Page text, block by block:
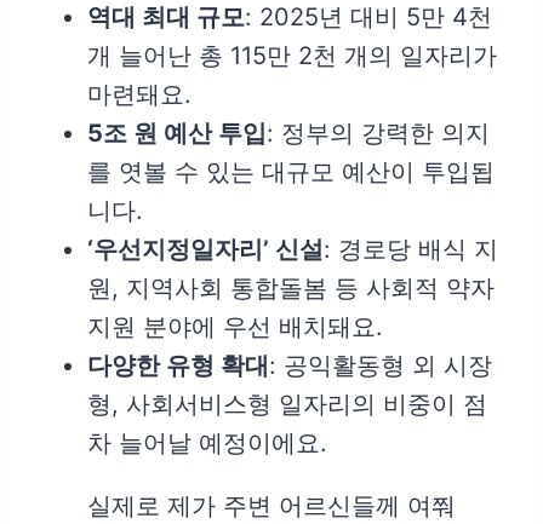
역대 최대 규모: 2025년 대비 5만 4천
개 늘어난 총 115만 2천 개의 일자리가
마련돼요.
5조 원 예산 투입: 정부의 강력한 의지
를 엿볼 수 있는 대규모 예산이 투입됩
니다.
‘우선지정일자리’ 신설: 경로당 배식 지
원, 지역사회 통합돌봄 등 사회적 약자
지원 분야에 우선 배치돼요.
다양한 유형 확대: 공익활동형 외 시장
형, 사회서비스형 일자리의 비중이 점
차 늘어날 예정이에요.
실제로 제가 주변 어르신들께 여쭤